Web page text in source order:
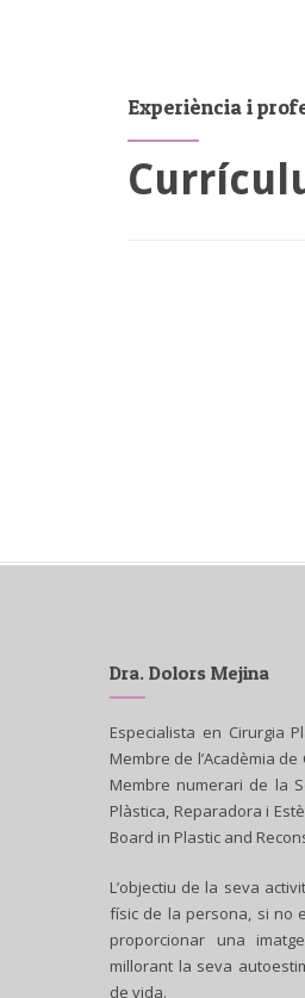
Experiència i
Dra. Dolors Mejina
Especialista en Cirurgia
Membre de l’Acadèmia
Membre numerari de la
Plàstica, Reparadora i
Board in Plastic and
L’objectiu de la seva
físic de la persona, si no
proporcionar una
millorant la seva
de vida.